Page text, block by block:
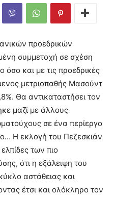
προεδρικών
συμμετοχή σε σχέση
όσο και με τις προεδρικές
μετριοπαθής Μασούντ
Θα αντικαταστήσει τον
μαζί με άλλους
σε ένα περίεργο
Η εκλογή του Πεζεσκιάν
των πιο
ότι η εξάλειψη του
αστάθειας και
έτσι και ολόκληρο τον